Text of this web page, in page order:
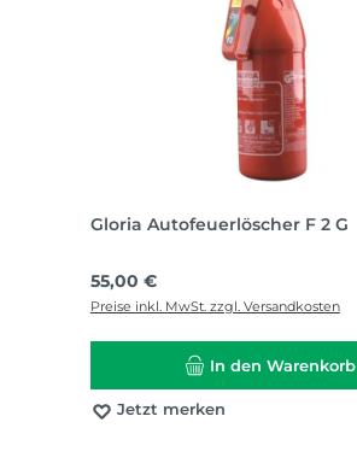
Gloria Autofeuerlöscher F 2 G
Regulärer Preis:
55,00 €
Preise inkl. MwSt. zzgl. Versandkosten
In den Warenkorb
Jetzt merken